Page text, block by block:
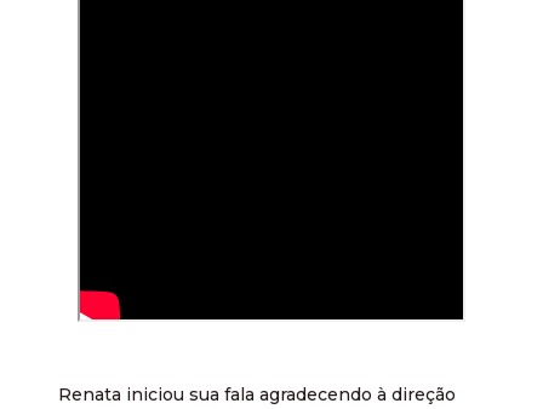
Renata iniciou sua fala agradecendo à direção